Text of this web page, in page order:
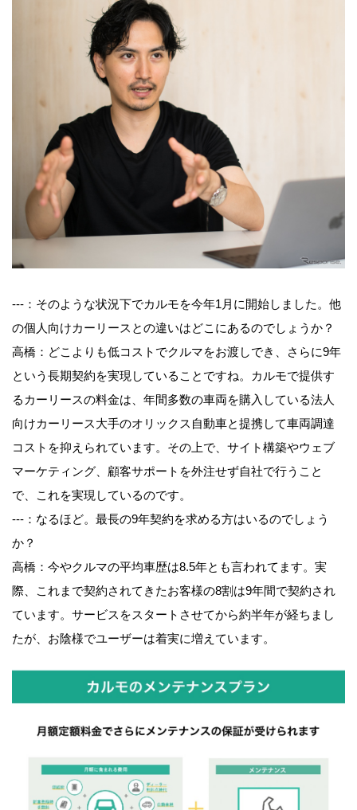
---：そのような状況下でカルモを今年1月に開始しました。他
の個人向けカーリースとの違いはどこにあるのでしょうか？
高橋：どこよりも低コストでクルマをお渡しでき、さらに9年
という長期契約を実現していることですね。カルモで提供す
るカーリースの料金は、年間多数の車両を購入している法人
向けカーリース大手のオリックス自動車と提携して車両調達
コストを抑えられています。その上で、サイト構築やウェブ
マーケティング、顧客サポートを外注せず自社で行うこと
で、これを実現しているのです。
---：なるほど。最長の9年契約を求める方はいるのでしょう
か？
高橋：今やクルマの平均車歴は8.5年とも言われてます。実
際、これまで契約されてきたお客様の8割は9年間で契約され
ています。サービスをスタートさせてから約半年が経ちまし
たが、お陰様でユーザーは着実に増えています。